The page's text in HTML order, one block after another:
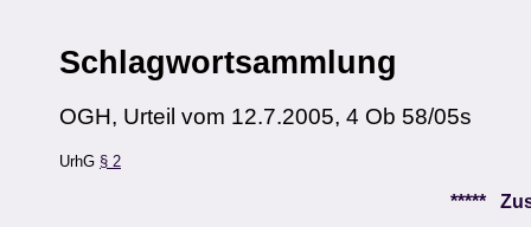
Schlagwortsammlung
OGH, Urteil vom 12.7.2005, 4 Ob 58/05s
UrhG § 2
*****